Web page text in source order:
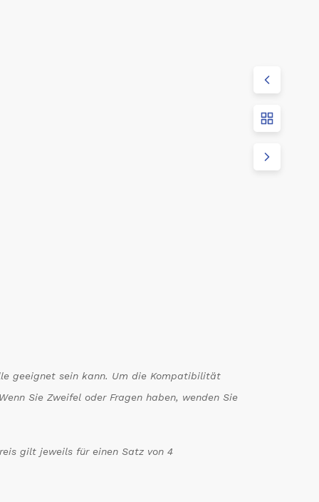
geeignet sein kann. Um die Kompatibilität
Sie Zweifel oder Fragen haben, wenden Sie
gilt jeweils für einen Satz von 4